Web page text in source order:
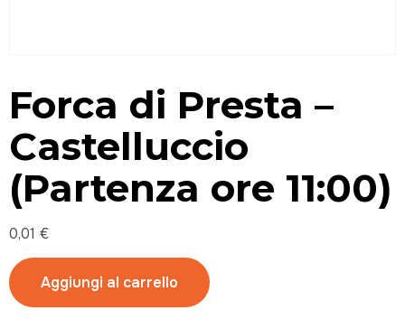
Forca di Presta –
Castelluccio
(Partenza ore 11:00)
0,01 €
Aggiungi al carrello